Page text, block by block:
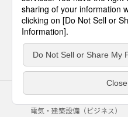
サイトのご利用にあたって
電気・建築設備（ビジネス）